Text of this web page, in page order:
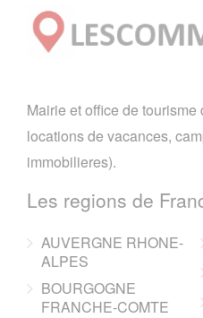
Mairie et office de tourisme
locations de vacances,
immobilieres).
Les regions de
AUVERGNE RHONE-
ALPES
BOURGOGNE
FRANCHE-COMTE